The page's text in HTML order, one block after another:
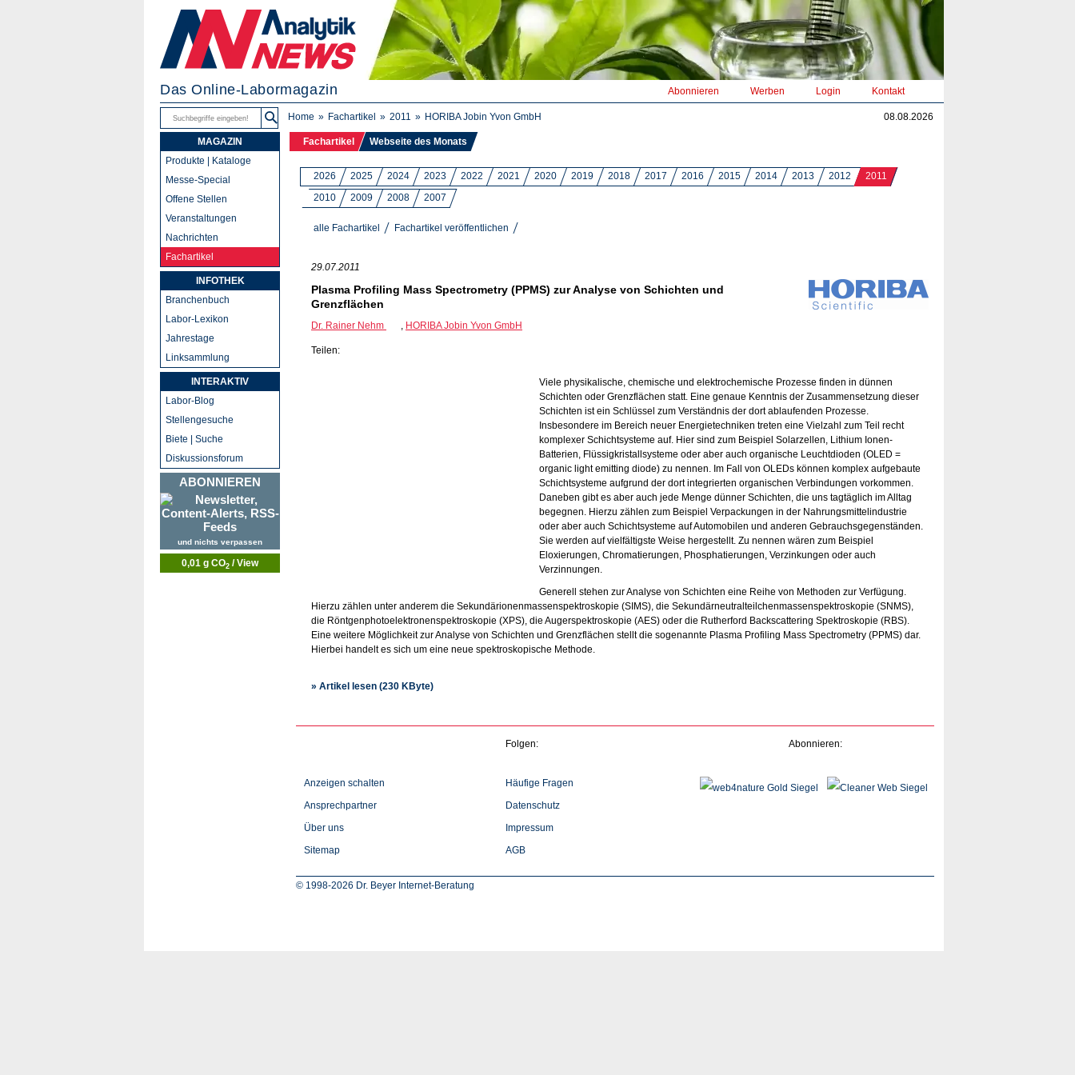
Das Online-Labormagazin Abonnieren Werben Login Kontakt
Home Fachartikel 2011 HORIBA Jobin Yvon GmbH 08.08.2026
Fachartikel Webseite des Monats
2026 2025 2024 2023 2022 2021 2020 2019 2018 2017 2016 2015 2014 2013 2012
2011
2010
2009 2008 2007
alle Fachartikel Fachartikel veröffentlichen
29.07.2011
Plasma Profiling Mass Spectrometry (PPMS) zur Analyse von Schichten und
Grenzflächen
Dr. Rainer Nehm , HORIBA Jobin Yvon GmbH
Teilen:
Viele physikalische, chemische und elektrochemische Prozesse finden in dünnen
Schichten oder Grenzflächen statt. Eine genaue Kenntnis der Zusammensetzung dieser
Schichten ist ein Schlüssel zum Verständnis der dort ablaufenden Prozesse.
Insbesondere im Bereich neuer Energietechniken treten eine Vielzahl zum Teil recht
komplexer Schichtsysteme auf. Hier sind zum Beispiel Solarzellen, Lithium Ionen-
Batterien, Flüssigkristallsysteme oder aber auch organische Leuchtdioden (OLED =
organic light emitting diode) zu nennen. Im Fall von OLEDs können komplex aufgebaute
Schichtsysteme aufgrund der dort integrierten organischen Verbindungen vorkommen.
Daneben gibt es aber auch jede Menge dünner Schichten, die uns tagtäglich im Alltag
begegnen. Hierzu zählen zum Beispiel Verpackungen in der Nahrungsmittelindustrie
oder aber auch Schichtsysteme auf Automobilen und anderen Gebrauchsgegenständen.
Sie werden auf vielfältigste Weise hergestellt. Zu nennen wären zum Beispiel
Eloxierungen, Chromatierungen, Phosphatierungen, Verzinkungen oder auch
Verzinnungen.
Generell stehen zur Analyse von Schichten eine Reihe von Methoden zur Verfügung.
Hierzu zählen unter anderem die Sekundärionenmassenspektroskopie (SIMS), die Sekundärneutralteilchenmassenspektroskopie (SNMS),
die Röntgenphotoelektronenspektroskopie (XPS), die Augerspektroskopie (AES) oder die Rutherford Backscattering Spektroskopie (RBS).
Eine weitere Möglichkeit zur Analyse von Schichten und Grenzflächen stellt die sogenannte Plasma Profiling Mass Spectrometry (PPMS) dar.
Hierbei handelt es sich um eine neue spektroskopische Methode.
» Artikel lesen (230 KByte)
Folgen: Abonnieren:
Anzeigen schalten
Ansprechpartner
Über uns
Sitemap
Häufige Fragen
Datenschutz
Impressum
AGB
© 1998-2026 Dr. Beyer Internet-Beratung
MAGAZIN
Produkte | Kataloge
Messe-Special
Offene Stellen
Veranstaltungen
Nachrichten
Fachartikel
INFOTHEK
Branchenbuch
Labor-Lexikon
Jahrestage
Linksammlung
INTERAKTIV
Labor-Blog
Stellengesuche
Biete | Suche
Diskussionsforum
ABONNIEREN
und nichts verpassen
0,01 g CO2 / View